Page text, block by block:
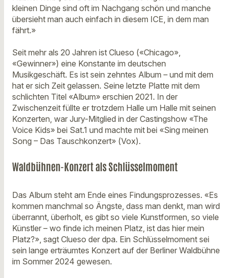
kleinen Dinge sind oft im Nachgang schön und manche
übersieht man auch einfach in diesem ICE, in dem man
fährt.»
Seit mehr als 20 Jahren ist Clueso («Chicago»,
«Gewinner») eine Konstante im deutschen
Musikgeschäft. Es ist sein zehntes Album – und mit dem
hat er sich Zeit gelassen. Seine letzte Platte mit dem
schlichten Titel «Album» erschien 2021. In der
Zwischenzeit füllte er trotzdem Halle um Halle mit seinen
Konzerten, war Jury-Mitglied in der Castingshow «The
Voice Kids» bei Sat.1 und machte mit bei «Sing meinen
Song – Das Tauschkonzert» (Vox).
Waldbühnen-Konzert als Schlüsselmoment
Das Album steht am Ende eines Findungsprozesses. «Es
kommen manchmal so Ängste, dass man denkt, man wird
überrannt, überholt, es gibt so viele Kunstformen, so viele
Künstler – wo finde ich meinen Platz, ist das hier mein
Platz?», sagt Clueso der dpa. Ein Schlüsselmoment sei
sein lange erträumtes Konzert auf der Berliner Waldbühne
im Sommer 2024 gewesen.